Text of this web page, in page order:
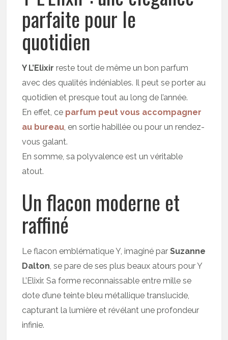
parfaite pour le
quotidien
Y L’Elixir reste tout de même un bon parfum
avec des qualités indéniables. Il peut se porter au
quotidien et presque tout au long de l’année.
En effet, ce parfum peut vous accompagner
au bureau , en sortie habillée ou pour un rendez-
vous galant.
En somme, sa polyvalence est un véritable
atout.
Un flacon moderne et
raffiné
Le flacon emblématique Y, imaginé parSuzanne
Dalton , se pare de ses plus beaux atours pour Y
L’Elixir. Sa forme reconnaissable entre mille se
dote d’une teinte bleu métallique translucide,
capturant la lumière et révélant une profondeur
infinie.